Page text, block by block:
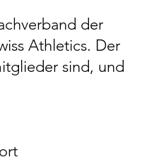
der
Athletics. Der
sind, und